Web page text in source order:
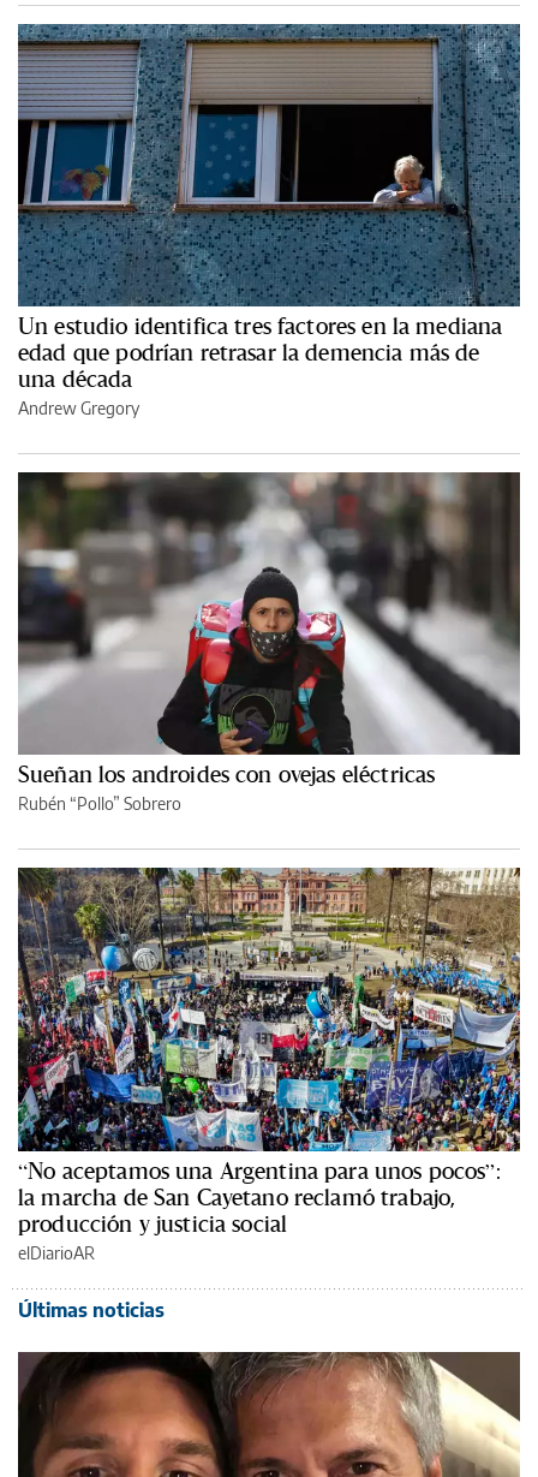
Un estudio identifica tres factores en la mediana
edad que podrían retrasar la demencia más de
una década
Andrew Gregory
Sueñan los androides con ovejas eléctricas
Rubén “Pollo” Sobrero
“No aceptamos una Argentina para unos pocos”:
la marcha de San Cayetano reclamó trabajo,
producción y justicia social
elDiarioAR
Últimas noticias